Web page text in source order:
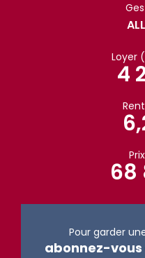
Loyer
4
68
Pour garder
abonnez-